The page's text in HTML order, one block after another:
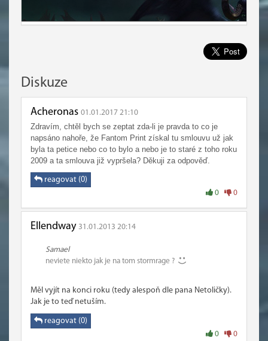
Diskuze
Acheronas 01.01.2017 21:10
Zdravím, chtěl bych se zeptat zda-li je pravda to co je
napsáno nahoře, že Fantom Print získal tu smlouvu už jak
byla ta petice nebo co to bylo a nebo je to staré z toho roku
2009 a ta smlouva již vypršela? Děkuji za odpověď.
reagovat (0)
0 0
Ellendway 31.01.2013 20:14
Samael
neviete niekto jak je na tom stormrage ?
Měl vyjít na konci roku (tedy alespoň dle pana Netoličky).
Jak je to teď netuším.
reagovat (0)
0 0